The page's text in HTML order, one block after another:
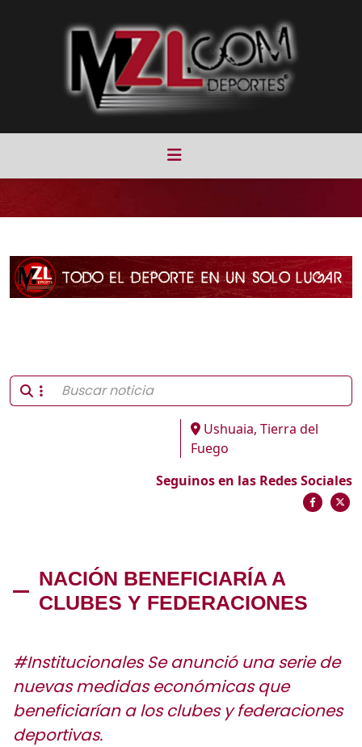
Ushuaia, Tierra del
Fuego
Seguinos en las Redes Sociales
NACIÓN BENEFICIARÍA A
CLUBES Y FEDERACIONES
#Institucionales Se anunció una serie de
nuevas medidas económicas que
beneficiarían a los clubes y federaciones
deportivas.